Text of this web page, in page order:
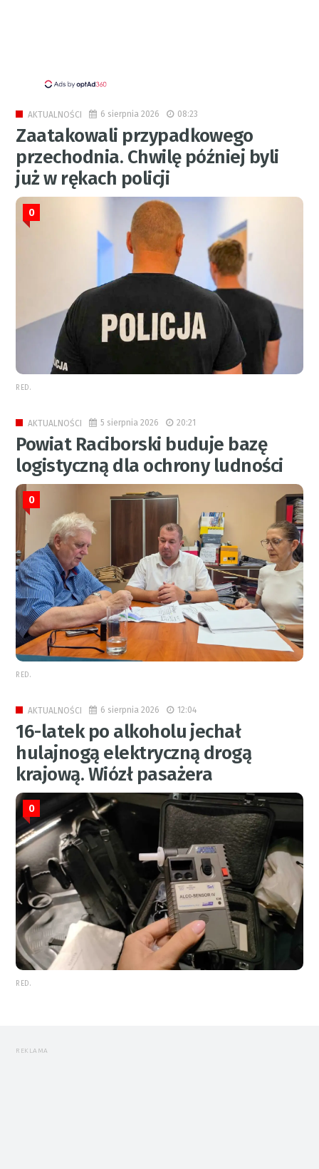
AKTUALNOŚCI 6 sierpnia 2026 08:23
Zaatakowali przypadkowego
przechodnia. Chwilę później byli
już w rękach policji
0
RED.
AKTUALNOŚCI 5 sierpnia 2026 20:21
Powiat Raciborski buduje bazę
logistyczną dla ochrony ludności
0
RED.
AKTUALNOŚCI 6 sierpnia 2026 12:04
16-latek po alkoholu jechał
hulajnogą elektryczną drogą
krajową. Wiózł pasażera
0
RED.
REKLAMA